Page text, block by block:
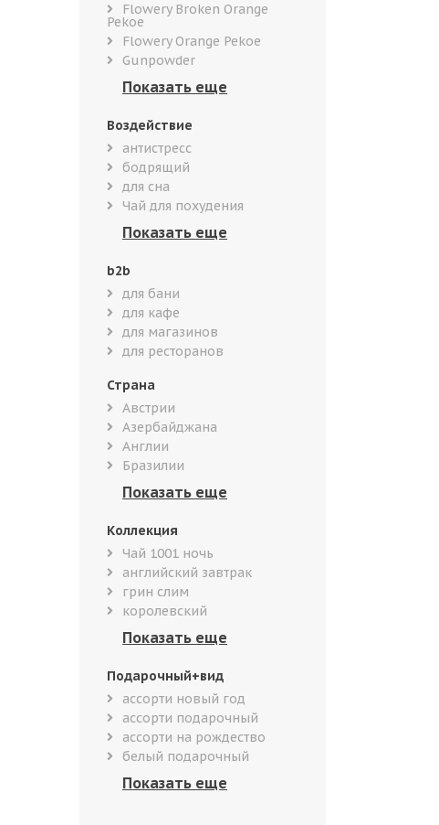
Flowery Broken Orange
Pekoe
Flowery Orange Pekoe
Gunpowder
Воздействие
антистресс
бодрящий
для сна
Чай для похудения
b2b
для бани
для кафе
для магазинов
для ресторанов
Страна
Австрии
Азербайджана
Англии
Бразилии
Коллекция
Чай 1001 ночь
английский завтрак
грин слим
королевский
Подарочный+вид
ассорти новый год
ассорти подарочный
ассорти на рождество
белый подарочный